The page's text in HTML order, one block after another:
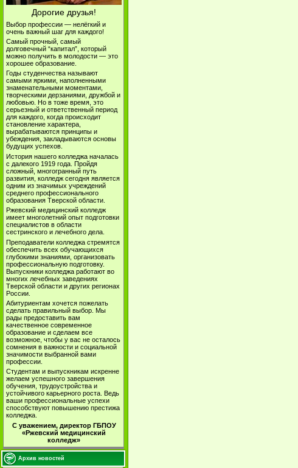
Дорогие друзья!
Выбор профессии — нелёгкий и
очень важный шаг для каждого!
Самый прочный, самый
долговечный “капитал”, который
можно получить в молодости — это
хорошее образование.
Годы студенчества называют
самыми яркими, наполненными
знаменательными моментами,
творческими дерзаниями, дружбой и
любовью. Но в тоже время, это
серьезный и ответственный период
для каждого, когда происходит
становление характера,
вырабатываются принципы и
убеждения, закладываются основы
будущих успехов.
История нашего колледжа началась
с далекого 1919 года. Пройдя
сложный, многогранный путь
развития, колледж сегодня является
одним из значимых учреждений
среднего профессионального
образования Тверской области.
Ржевский медицинский колледж
имеет многолетний опыт подготовки
специалистов в области
сестринского и лечебного дела.
Преподаватели колледжа стремятся
обеспечить всех обучающихся
глубокими знаниями, организовать
профессиональную подготовку.
Выпускники колледжа работают во
многих лечебных заведениях
Тверской области и других регионах
России.
Абитуриентам хочется пожелать
сделать правильный выбор. Мы
рады предоставить вам
качественное современное
образование и сделаем все
возможное, чтобы у вас не осталось
сомнения в важности и социальной
значимости выбранной вами
профессии.
Студентам и выпускникам искренне
желаем успешного завершения
обучения, трудоустройства и
устойчивого карьерного роста. Ведь
ваши профессиональные успехи
способствуют повышению престижа
колледжа.
С уважением, директор ГБПОУ
«Ржевский медицинский
колледж»
Архив новостей